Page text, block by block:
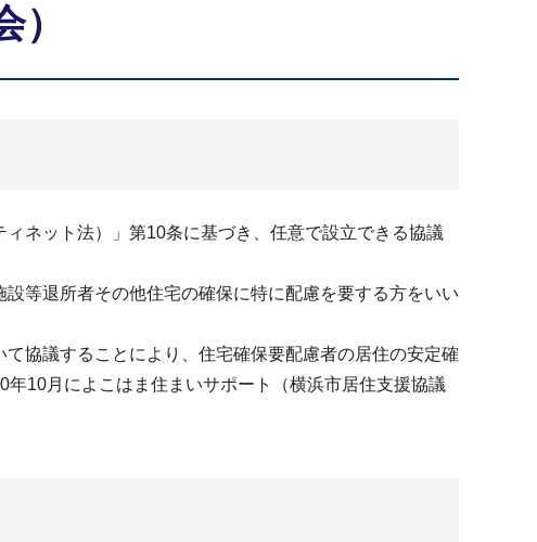
ネット法）」第10条に基づき、任意で設⽴できる協議
等退所者その他住宅の確保に特に配慮を要する⽅をいい
協議することにより、住宅確保要配慮者の居住の安定確
10⽉によこはま住まいサポート（横浜市居住支援協議